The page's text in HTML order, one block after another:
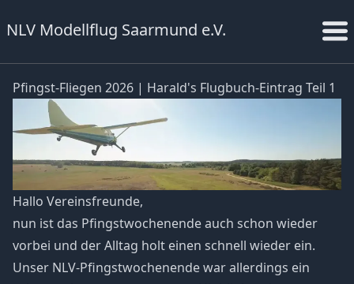
NLV Modellflug Saarmund e.V.
Pfingst-Fliegen 2026 | Harald's Flugbuch-Eintrag Teil 1
Hallo Vereinsfreunde,
nun ist das Pfingstwochenende auch schon wieder
vorbei und der Alltag holt einen schnell wieder ein.
Unser NLV-Pfingstwochenende war allerdings ein